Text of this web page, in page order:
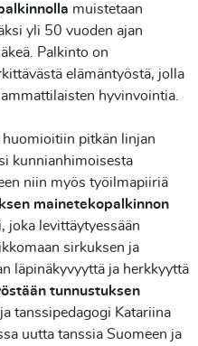
muistetaan
yli 50 vuoden ajan
Palkinto on
elämäntyöstä, jolla
hyvinvointia.
huomioitiin pitkän linjan
kunnianhimoisesta
niin myös työilmapiiriä
mainetekopalkinnon
joka levittäytyessään
sirkuksen ja
läpinäkyvyyttä ja herkkyyttä
tunnustuksen
tanssipedagogi Katariina
uutta tanssia Suomeen ja